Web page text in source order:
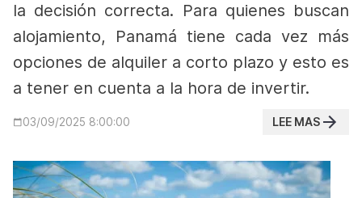
la decisión correcta. Para quienes buscan
alojamiento, Panamá tiene cada vez más
opciones de alquiler a corto plazo y esto es
a tener en cuenta a la hora de invertir.
03/09/2025 8:00:00 LEE MAS